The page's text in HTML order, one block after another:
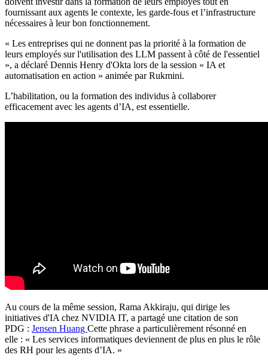
fournissant aux agents le contexte, les garde-fous et l’infrastructure
nécessaires à leur bon fonctionnement.
« Les entreprises qui ne donnent pas la priorité à la formation de
leurs employés sur l'utilisation des LLM passent à côté de l'essentiel
», a déclaré Dennis Henry d'Okta lors de la session « IA et
automatisation en action » animée par Rukmini.
L’habilitation, ou la formation des individus à collaborer
efficacement avec les agents d’IA, est essentielle.
Au cours de la même session, Rama Akkiraju, qui dirige les
initiatives d'IA chez NVIDIA IT, a partagé une citation de son
PDG : Jensen Huang Cette phrase a particulièrement résonné en
elle : « Les services informatiques deviennent de plus en plus le rôle
des RH pour les agents d’IA. »